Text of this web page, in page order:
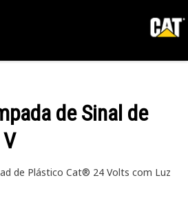
de Sinal de
de Plástico Cat® 24 Volts com Luz